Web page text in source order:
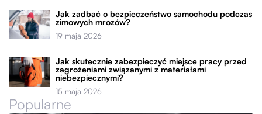
Jak zadbać o bezpieczeństwo samochodu podczas
zimowych mrozów?
19 maja 2026
Jak skutecznie zabezpieczyć miejsce pracy przed
zagrożeniami związanymi z materiałami
niebezpiecznymi?
15 maja 2026
Popularne